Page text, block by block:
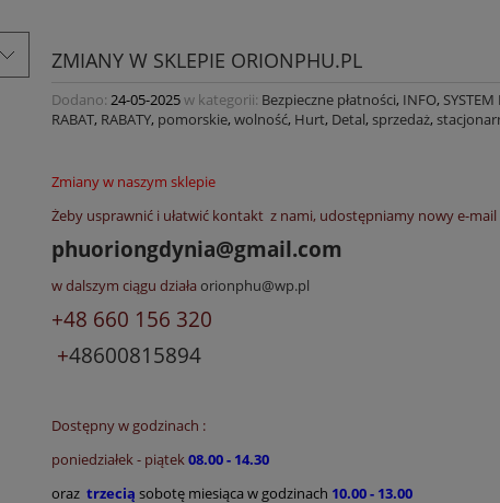
ZMIANY W SKLEPIE ORIONPHU.PL
Dodano: 24-05-2025w kategorii: Bezpieczne płatności, INFO,
RABAT, RABATY, pomorskie, wolność, Hurt, Detal, sprzedaż,
Zmiany w naszym sklepie
Żeby usprawnić i ułatwić kontakt z nami, udostępniamy nowy e-mail
phuoriongdynia@gmail.com
w dalszym ciągu działa orionphu@wp.pl
+48 660 156 320
+48600815894
Dostępny w godzinach :
poniedziałek - piątek08.00 - 14.30
oraz trzecią sobotę miesiąca w godzinach 10.00 - 13.00